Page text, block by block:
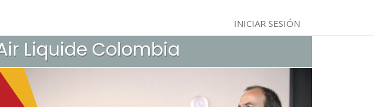
INICIAR SESIÓN
Liquide Colombia